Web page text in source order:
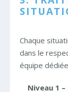
Chaque
dans le
équipe
Niveau 1